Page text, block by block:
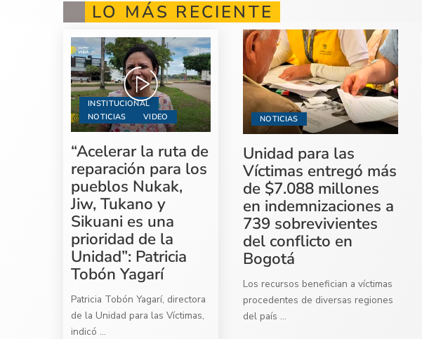
LO MÁS RECIENTE
INSTITUCIONAL
NOTICIAS
VIDEO
“Acelerar la ruta de
reparación para los
pueblos Nukak,
Jiw, Tukano y
Sikuani es una
prioridad de la
Unidad”: Patricia
Tobón Yagarí
Patricia Tobón Yagarí, directora
de la Unidad para las Víctimas,
indicó ...
NOTICIAS
Unidad para las
Víctimas entregó más
de $7.088 millones
en indemnizaciones a
739 sobrevivientes
del conflicto en
Bogotá
Los recursos benefician a víctimas
procedentes de diversas regiones
del país ...